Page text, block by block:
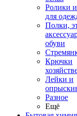
Ролики
для
Полки,
обуви
Крючки
Лейки и
Разное
Ещё